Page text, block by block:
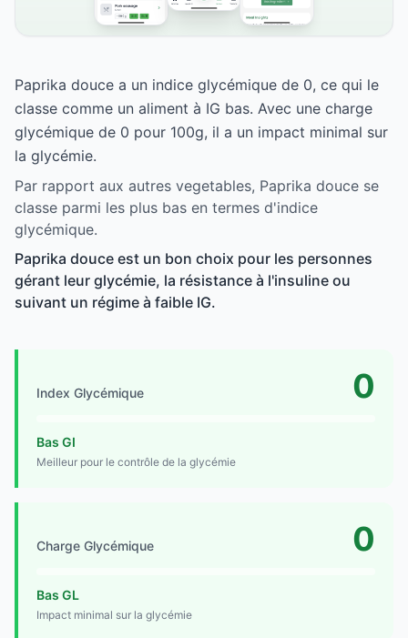
Paprika douce a un indice glycémique de 0, ce qui le
classe comme un aliment à IG bas. Avec une charge
glycémique de 0 pour 100g, il a un impact minimal sur
la glycémie.
Par rapport aux autres vegetables, Paprika douce se
classe parmi les plus bas en termes d'indice
glycémique.
Paprika douce est un bon choix pour les personnes
gérant leur glycémie, la résistance à l'insuline ou
suivant un régime à faible IG.
Index Glycémique 0
Bas GI
Meilleur pour le contrôle de la glycémie
Charge Glycémique 0
Bas GL
Impact minimal sur la glycémie